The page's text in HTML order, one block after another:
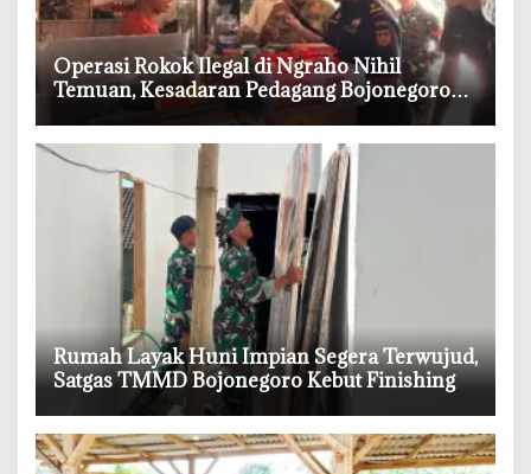
‎Operasi Rokok Ilegal di Ngraho Nihil
Temuan, Kesadaran Pedagang Bojonegoro
‎Rumah Layak Huni Impian Segera Terwujud,
Satgas TMMD Bojonegoro Kebut Finishing